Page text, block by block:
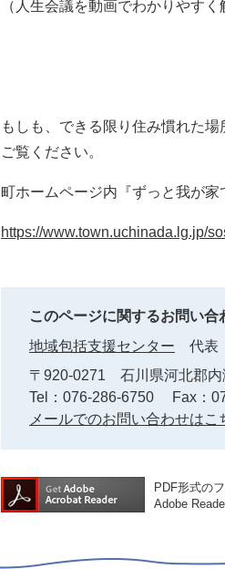
（人生会議を動画でわかりやす
もしも、できる限り住み慣れた
ご覧ください。
町ホームページ内『ずっと我が家
https://www.town.uchinada.lg.jp/
このページに関するお問い合
地域包括支援センター
代表
〒920-0271
石川県河北郡
Tel：076-286-6750
Fax：
メールでのお問い合わせはこ
PDF形式の
Adobe